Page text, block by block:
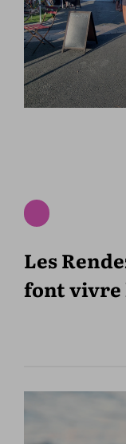
Les
font vivre